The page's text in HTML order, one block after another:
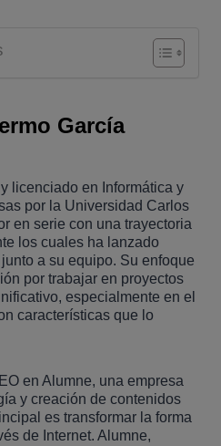
García
licenciado en Informática y
por la Universidad Carlos
en serie con una trayectoria
los cuales ha lanzado
a su equipo. Su enfoque
por trabajar en proyectos
especialmente en el
características que lo
en Alumne, una empresa
y creación de contenidos
es transformar la forma
de Internet. Alumne,